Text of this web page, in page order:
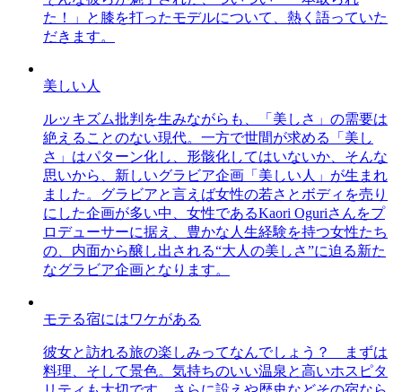
た！」と膝を打ったモデルについて、熱く語っていた
だきます。
美しい人
ルッキズム批判を生みながらも、「美しさ」の需要は
絶えることのない現代。一方で世間が求める「美し
さ」はパターン化し、形骸化してはいないか、そんな
思いから、新しいグラビア企画「美しい人」が生まれ
ました。グラビアと言えば女性の若さとボディを売り
にした企画が多い中、女性であるKaori Oguriさんをプ
ロデューサーに据え、豊かな人生経験を持つ女性たち
の、内面から醸し出される“大人の美しさ”に迫る新た
なグラビア企画となります。
モテる宿にはワケがある
彼女と訪れる旅の楽しみってなんでしょう？ まずは
料理、そして景色。気持ちのいい温泉と高いホスピタ